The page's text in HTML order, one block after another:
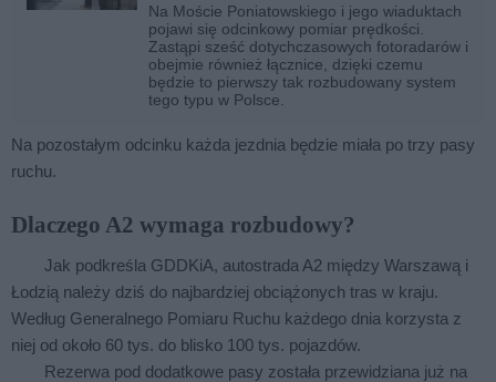
Na Moście Poniatowskiego i jego wiaduktach
pojawi się odcinkowy pomiar prędkości.
Zastąpi sześć dotychczasowych fotoradarów i
obejmie również łącznice, dzięki czemu
będzie to pierwszy tak rozbudowany system
tego typu w Polsce.
Na pozostałym odcinku każda jezdnia będzie miała po trzy pasy
ruchu.
Dlaczego A2 wymaga rozbudowy?
Jak podkreśla GDDKiA, autostrada A2 między Warszawą i
Łodzią należy dziś do najbardziej obciążonych tras w kraju.
Według Generalnego Pomiaru Ruchu każdego dnia korzysta z
niej od około 60 tys. do blisko 100 tys. pojazdów.
Rezerwa pod dodatkowe pasy została przewidziana już na